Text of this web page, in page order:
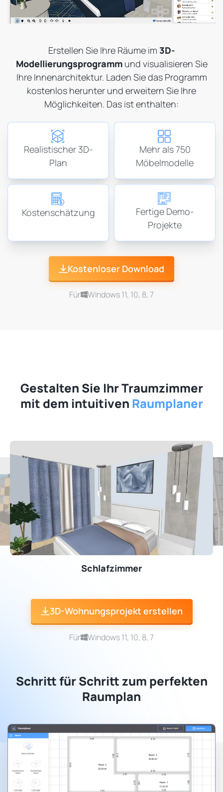
Erstellen Sie Ihre Räume im 3D-
Modellierungsprogrammund visualisieren Sie
Ihre Innenarchitektur. Laden Sie das Programm
kostenlos herunter und erweitern Sie Ihre
Möglichkeiten. Das ist enthalten:
Realistischer 3D-
Plan
Mehr als 750
Möbelmodelle
Kostenschätzung
Fertige Demo-
Projekte
Kostenloser Download
Für Windows 11, 10, 8, 7
Gestalten Sie Ihr Traumzimmer
mit dem intuitiven Raumplaner
Schlafzimmer
3D-Wohnungsprojekt erstellen
Für Windows 11, 10, 8, 7
Schritt für Schritt zum perfekten
Raumplan